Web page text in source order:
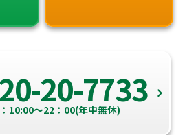
20-7733
10:00～22：00(年中無休)